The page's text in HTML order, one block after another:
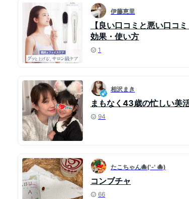
伊藤恵里
【良い口コミと悪い口コ
効果・使い方
1
相沢まき
まもなく43歳の忙しい美
94
たこちゃん🐙('-' 🐙)
コンブチャ
66